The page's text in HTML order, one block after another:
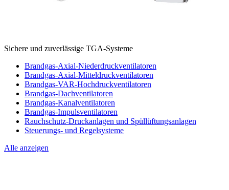
Sichere und zuverlässige TGA-Systeme
Brandgas-Axial-Niederdruckventilatoren
Brandgas-Axial-Mitteldruckventilatoren
Brandgas-VAR-Hochdruckventilatoren
Brandgas-Dachventilatoren
Brandgas-Kanalventilatoren
Brandgas-Impulsventilatoren
Rauchschutz-Druckanlagen und Spüllüftungsanlagen
Steuerungs- und Regelsysteme
Alle anzeigen